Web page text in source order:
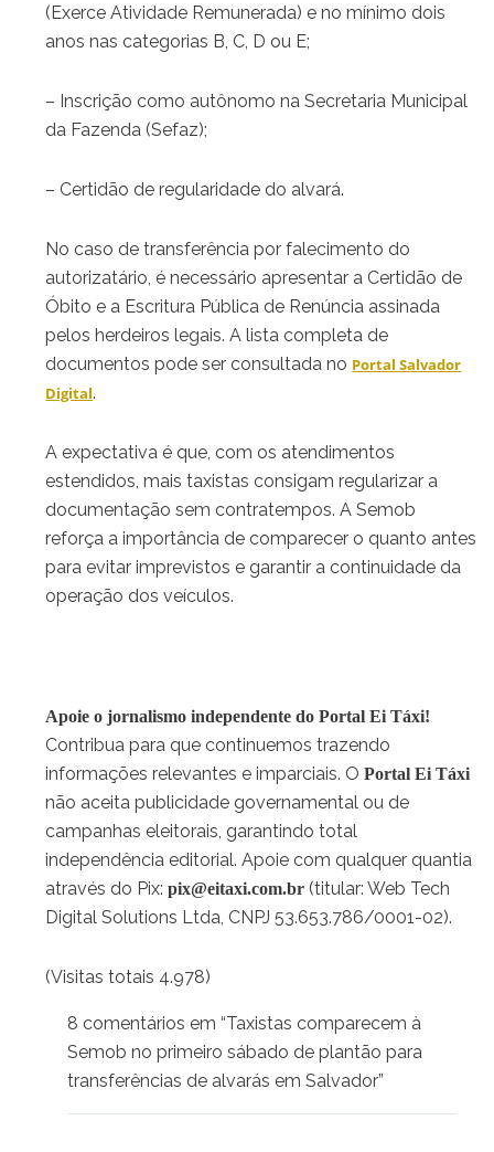
(Exerce Atividade Remunerada) e no mínimo dois
anos nas categorias B, C, D ou E;
– Inscrição como autônomo na Secretaria Municipal
da Fazenda (Sefaz);
– Certidão de regularidade do alvará.
No caso de transferência por falecimento do
autorizatário, é necessário apresentar a Certidão de
Óbito e a Escritura Pública de Renúncia assinada
pelos herdeiros legais. A lista completa de
documentos pode ser consultada no Portal Salvador
Digital.
A expectativa é que, com os atendimentos
estendidos, mais taxistas consigam regularizar a
documentação sem contratempos. A Semob
reforça a importância de comparecer o quanto antes
para evitar imprevistos e garantir a continuidade da
operação dos veículos.
Apoie o jornalismo independente do Portal Ei Táxi!
Contribua para que continuemos trazendo
informações relevantes e imparciais. OPortal Ei Táxi
não aceita publicidade governamental ou de
campanhas eleitorais, garantindo total
independência editorial. Apoie com qualquer quantia
através do Pix:pix@eitaxi.com.br (titular: Web Tech
Digital Solutions Ltda, CNPJ 53.653.786/0001-02).
(Visitas totais 4.978)
8 comentários em “Taxistas comparecem à
Semob no primeiro sábado de plantão para
transferências de alvarás em Salvador”